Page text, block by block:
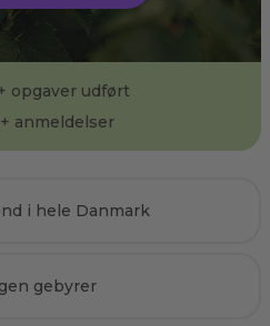
opgaver udført
+ anmeldelser
i hele Danmark
gebyrer